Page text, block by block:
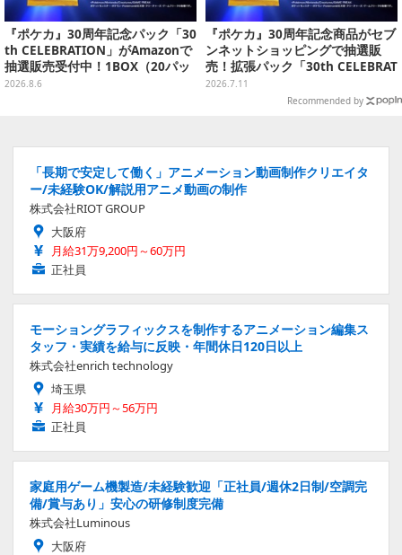
『ポケカ』30周年記念パック「30
th CELEBRATION」がAmazonで
抽選販売受付中！1BOX（20パッ
ク入り）
2026.8.6
『ポケカ』30周年記念商品がセブ
ンネットショッピングで抽選販
売！拡張パック「30th CELEBRAT
ION」と「エーフィ・ブラッキー
セット」が対象
2026.7.11
Recommended by
「長期で安定して働く」アニメーション動画制作クリエイタ
ー/未経験OK/解説用アニメ動画の制作
株式会社RIOT GROUP
大阪府
月給31万9,200円～60万円
正社員
モーショングラフィックスを制作するアニメーション編集ス
タッフ・実績を給与に反映・年間休日120日以上
株式会社enrich technology
埼玉県
月給30万円～56万円
正社員
家庭用ゲーム機製造/未経験歓迎「正社員/週休2日制/空調完
備/賞与あり」安心の研修制度完備
株式会社Luminous
大阪府